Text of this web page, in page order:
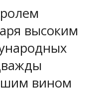
высоким
вином